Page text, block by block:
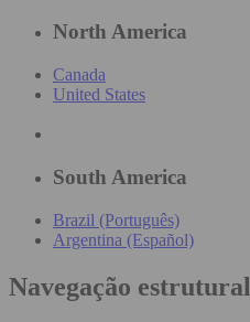
North America
Canada
United States
South America
Brazil (Português)
Argentina (Español)
Navegação estrutural